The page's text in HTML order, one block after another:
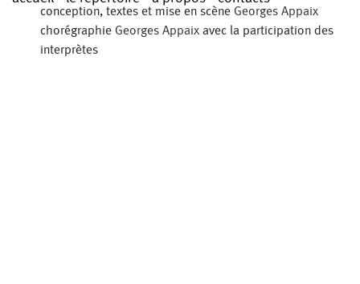
conception, textes et mise en scène Georges Appaix
chorégraphie Georges Appaix avec la participation des
interprètes